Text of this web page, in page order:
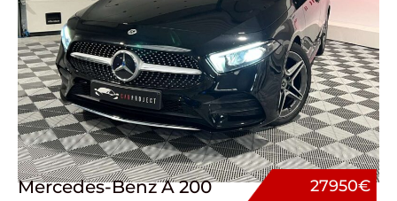
Mercedes-Benz A 200 27950€